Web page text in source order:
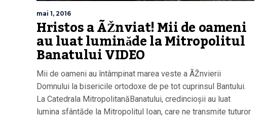
mai 1, 2016
Hristos a ÃŽnviat! Mii de oameni
au luat luminăde la Mitropolitul
Banatului VIDEO
Mii de oameni au întâmpinat marea veste a ÃŽnvierii
Domnului la bisericile ortodoxe de pe tot cuprinsul Bantului.
La Catedrala MitropolitanăBanatului, credincioșii au luat
lumina sfântăde la Mitropolitul Ioan, care ne transmite tuturor